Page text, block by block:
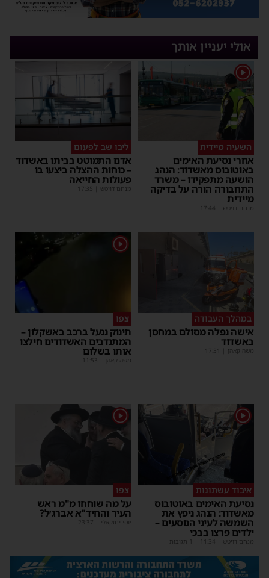
אולי יעניין אותך
1
השעיה מיידית
אחרי נסיעת האימים
באוטובוס מאשדוד: הנהג
הושעה מתפקידו – משרד
התחבורה הורה על בדיקה
מיידית
מנחם דויטש 17:44
ליבו שב לפעום
אדם התמוטט בביתו באשדוד
– כוחות ההצלה ביצעו בו
פעולות החייאה
מנחם דויטש 17:35
במהלך העבודה
אישה נפלה מסולם במחסן
באשדוד
משה קאהן 17:31
1
צפו
תינוק ננעל ברכב באשקלון –
המתנדבים האשדודים חילצו
אותו בשלום
משה קאהן 11:53
1
איבוד עשתונות
נסיעת האימים באוטובוס
מאשדוד: הנהג ניפץ את
השמשה לעיני הנוסעים –
ילדים פרצו בבכי
מנחם דויטש 11:34
1
צפו
על מה שוחחו מ"מ ראש
העיר והחיד"א אברג׳ל?
יוסי יחזקאלי 23:37